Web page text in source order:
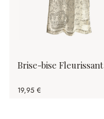
Brise-bise Fleurissant
19,95 €